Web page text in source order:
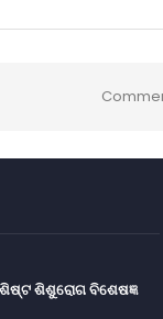
ଶିଶୁରୋଗ ବିଶେଷଜ୍ଞ